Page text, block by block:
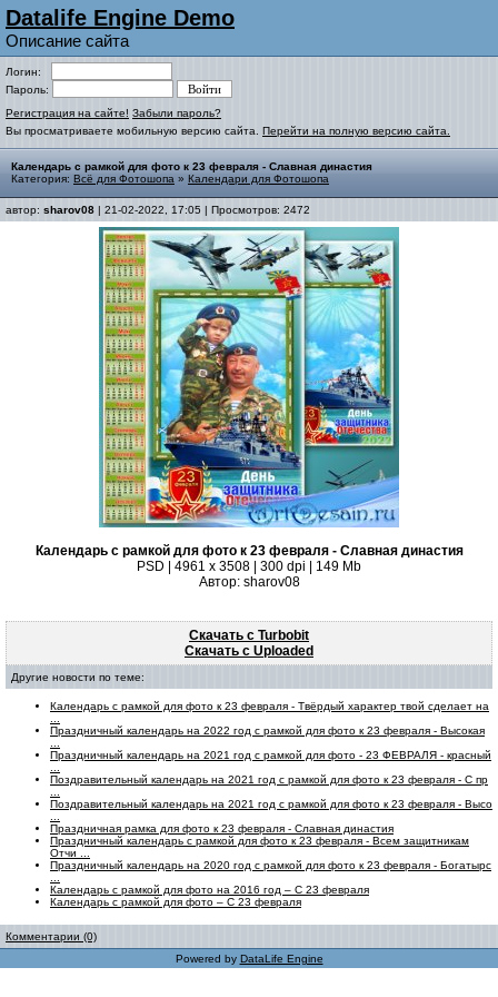
Datalife Engine Demo
Описание сайта
Логин:
Пароль:
Регистрация на сайте! Забыли пароль?
Вы просматриваете мобильную версию сайта. Перейти на полную версию сайта.
Календарь с рамкой для фото к 23 февраля - Славная династия
Категория: Всё для Фотошопа » Календари для Фотошопа
автор: sharov08 | 21-02-2022, 17:05 | Просмотров: 2472
Календарь с рамкой для фото к 23 февраля - Славная династия
PSD | 4961 х 3508 | 300 dpi | 149 Mb
Автор: sharov08
Скачать с Turbobit
Скачать с Uploaded
Другие новости по теме:
Календарь с рамкой для фото к 23 февраля - Твёрдый характер твой сделает на
Праздничный календарь на 2022 год с рамкой для фото к 23 февраля - Высокая
Праздничный календарь на 2021 год с рамкой для фото - 23 ФЕВРАЛЯ - красный
Поздравительный календарь на 2021 год с рамкой для фото к 23 февраля - С пр
Поздравительный календарь на 2021 год с рамкой для фото к 23 февраля - Высо
Праздничная рамка для фото к 23 февраля - Славная династия
Праздничный календарь с рамкой для фото к 23 февраля - Всем защитникам
Отчи ...
Праздничный календарь на 2020 год с рамкой для фото к 23 февраля - Богатырс
Календарь с рамкой для фото на 2016 год – С 23 февраля
Календарь с рамкой для фото – С 23 февраля
Комментарии (0)
Powered by DataLife Engine